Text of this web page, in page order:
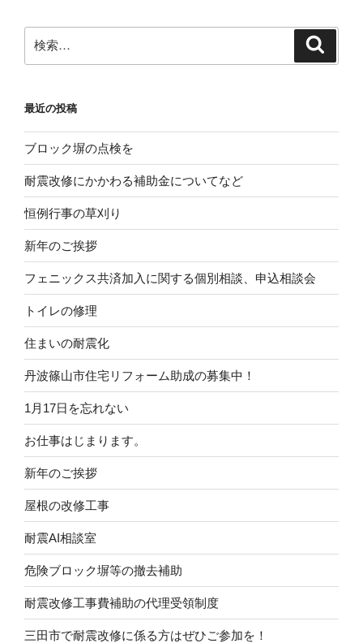
ン
索:
最近の投稿
ブロック塀の点検を
耐震改修にかかわる補助金についてなど
恒例行事の草刈り
新年のご挨拶
フェニックス共済加入に関する個別相談、申込相談会
トイレの修理
住まいの耐震化
丹波篠山市住宅リフォーム助成の募集中！
1月17日を忘れない
お仕事はじまります。
新年のご挨拶
屋根の改修工事
耐震AI相談室
危険ブロック塀等の撤去補助
耐震改修工事費補助の代理受領制度
三田市で耐震改修に係る方はぜひご参加を！